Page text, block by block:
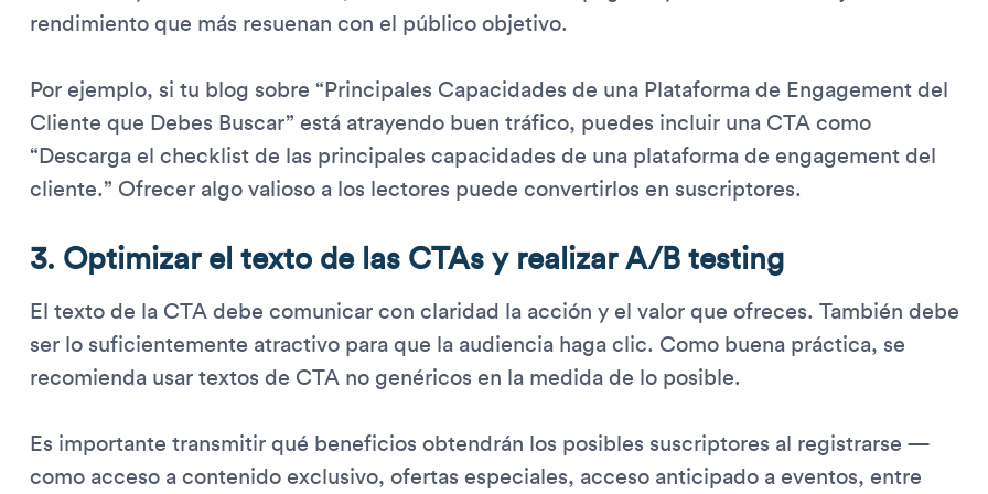
rendimiento que más resuenan con el público objetivo.
Por ejemplo, si tu blog sobre “Principales Capacidades de una Plataforma de Engagement del
Cliente que Debes Buscar” está atrayendo buen tráfico, puedes incluir una CTA como
“Descarga el checklist de las principales capacidades de una plataforma de engagement del
cliente.” Ofrecer algo valioso a los lectores puede convertirlos en suscriptores.
3. Optimizar el texto de las CTAs y realizar A/B testing
El texto de la CTA debe comunicar con claridad la acción y el valor que ofreces. También debe
ser lo suficientemente atractivo para que la audiencia haga clic. Como buena práctica, se
recomienda usar textos de CTA no genéricos en la medida de lo posible.
Es importante transmitir qué beneficios obtendrán los posibles suscriptores al registrarse —
como acceso a contenido exclusivo, ofertas especiales, acceso anticipado a eventos, entre